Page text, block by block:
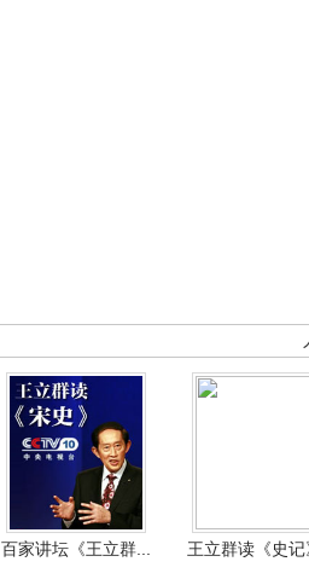
百家讲坛《王立群... 王立群读《史